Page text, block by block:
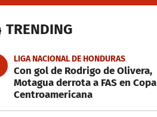
TRENDING
LIGA NACIONAL DE HONDURAS
Con gol de Rodrigo de Olivera,
Motagua derrota a FAS en Copa
Centroamericana